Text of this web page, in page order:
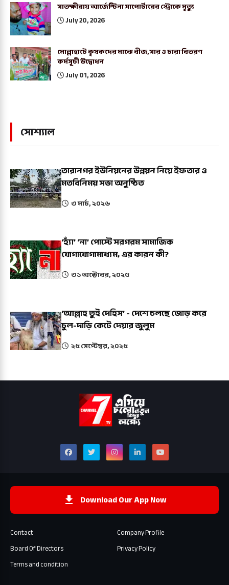
সাতক্ষীরায় আর্জেন্টিনা সাপোর্টারের স্ট্রোকে মৃত্যু
July 20, 2026
মোল্লাহাটে কৃষকদের মাঝে বীজ,সার ও চারা বিতরণ
কর্মসূচী উদ্বোধন
July 01, 2026
সোশ্যাল
তারানগর ইউনিয়নের উন্নয়ন নিয়ে ইফতার ও
মতবিনিময় সভা অনুষ্ঠিত
৩ মার্চ, ২০২৬
‘হ্যাঁ’ ‘না’ পোস্টে সরগরম সামাজিক
যোগাযোগামাধ্যম, এর কারন কী?
৩১ অক্টোবর, ২০২৫
‘আল্লাহ তুই দেহিস’ - দেশে চলছে জোড় করে
চুল-দাড়ি কেটে দেয়ার জুলুম
২৫ সেপ্টেম্বর, ২০২৫
Download Our App Now
Contact
Company Profile
Board Of Directors
Privacy Policy
Terms and condition